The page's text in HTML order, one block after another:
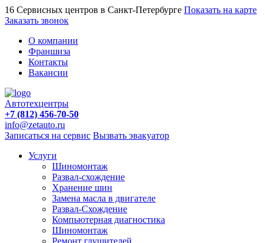
16 Сервисных центров в Санкт-Петербурге Показать на карте
Заказать звонок
О компании
Франшиза
Контакты
Вакансии
Автотехцентры
+7 (812) 456-70-50
info@zetauto.ru
Записаться на сервис Вызвать эвакуатор
Услуги
Шиномонтаж
Развал-схождение
Хранение шин
Замена масла в двигателе
Развал-Схождение
Компьютерная диагностика
Шиномонтаж
Ремонт глушителей